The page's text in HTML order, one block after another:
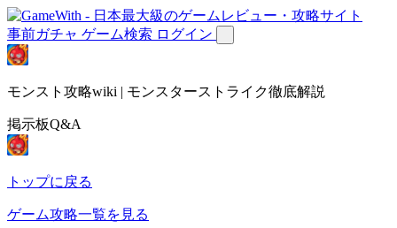
事前ガチャ ゲーム検索 ログイン
モンスト攻略wiki | モンスターストライク徹底解説
掲示板Q&A
トップに戻る
ゲーム攻略一覧を見る